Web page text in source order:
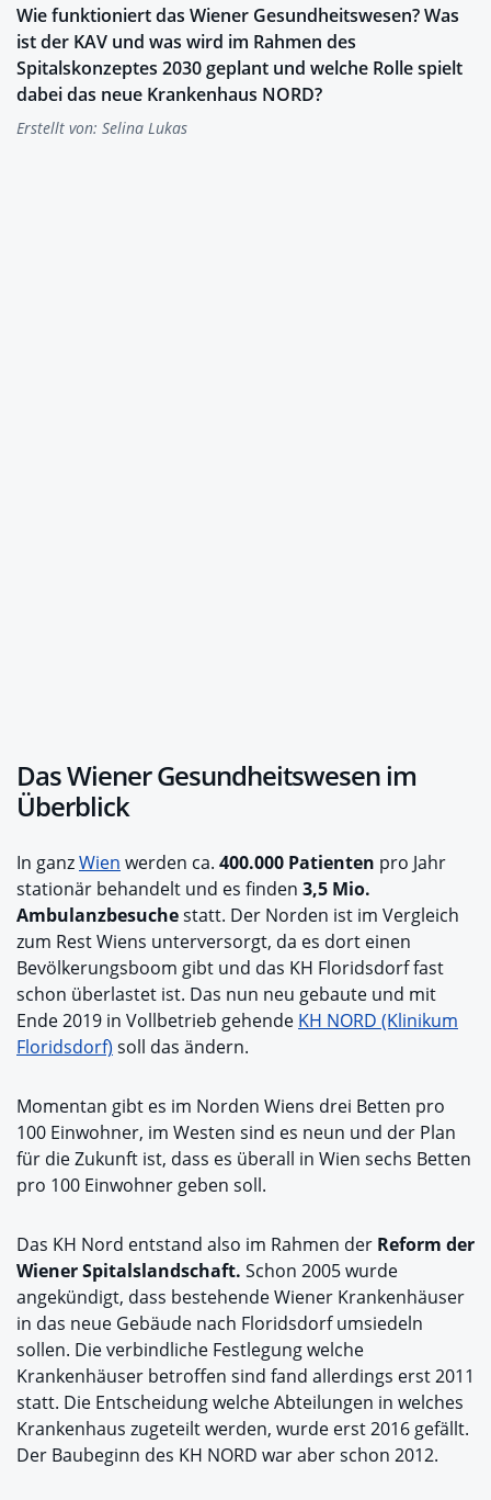
Wie funktioniert das Wiener Gesundheitswesen? Was
ist der KAV und was wird im Rahmen des
Spitalskonzeptes 2030 geplant und welche Rolle spielt
dabei das neue Krankenhaus NORD?
Erstellt von: Selina Lukas
Das Wiener Gesundheitswesen im
Überblick
In ganzWien werden ca. 400.000 Patienten pro Jahr
stationär behandelt und es finden 3,5 Mio.
Ambulanzbesuchestatt. Der Norden ist im Vergleich
zum Rest Wiens unterversorgt, da es dort einen
Bevölkerungsboom gibt und das KH Floridsdorf fast
schon überlastet ist. Das nun neu gebaute und mit
Ende 2019 in Vollbetrieb gehende KH NORD (Klinikum
Floridsdorf) soll das ändern.
Momentan gibt es im Norden Wiens drei Betten pro
100 Einwohner, im Westen sind es neun und der Plan
für die Zukunft ist, dass es überall in Wien sechs Betten
pro 100 Einwohner geben soll.
Das KH Nord entstand also im Rahmen der Reform der
Wiener Spitalslandschaft. Schon 2005 wurde
angekündigt, dass bestehende Wiener Krankenhäuser
in das neue Gebäude nach Floridsdorf umsiedeln
sollen. Die verbindliche Festlegung welche
Krankenhäuser betroffen sind fand allerdings erst 2011
statt. Die Entscheidung welche Abteilungen in welches
Krankenhaus zugeteilt werden, wurde erst 2016 gefällt.
Der Baubeginn des KH NORD war aber schon 2012.